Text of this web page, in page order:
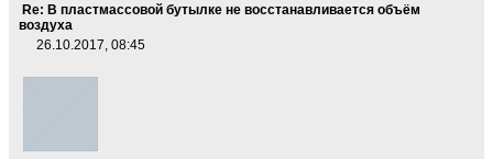
Re: В пластмассовой бутылке не восстанавливается объём
воздуха
26.10.2017, 08:45